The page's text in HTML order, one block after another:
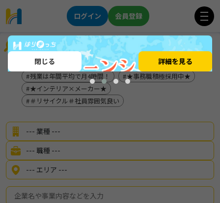
ログイン 会員登録
企業を探す
前年度賞与実積：5.2か月
メーカー
残業は年間平均で月4時間！
★事務職積極採用中★
★インテリア×メーカー★
＃リサイクル＃社員雰囲気良い
閉じる 詳細を見る